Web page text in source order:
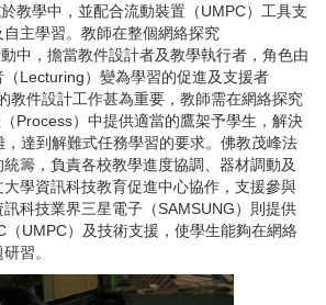
教學中，並配合流動裝置（UMPC）工具支
主學習。教師在整個網絡探究
中，擔當教件設計者及教學執行者，角色由
Lecturing）變為學習的促進及支援者
教件設計工作甚為重要，教師需在網絡探究
（Process）中提供適當的鷹架予學生，解決
，達到解難式任務學習的要求。佛教茂峰法
籌，負責各校教學進度協調、器材調動及
學資訊科技教育促進中心協作，支援參與
科技業界三星電子（SAMSUNG）則提供
（UMPC）及技術支援，使學生能夠在網絡
習。